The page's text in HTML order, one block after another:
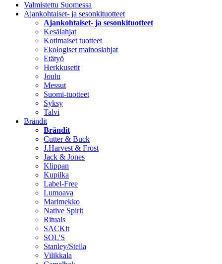
Valmistettu Suomessa
Ajankohtaiset- ja sesonkituotteet
Ajankohtaiset- ja sesonkituotteet
Kesälahjat
Kotimaiset tuotteet
Ekologiset mainoslahjat
Etätyö
Herkkusetit
Joulu
Messut
Suomi-tuotteet
Syksy
Talvi
Brändit
Brändit
Cutter & Buck
J.Harvest & Frost
Jack & Jones
Klippan
Kupilka
Label-Free
Lumoava
Marimekko
Native Spirit
Rituals
SACKit
SOL'S
Stanley/Stella
Vilikkala